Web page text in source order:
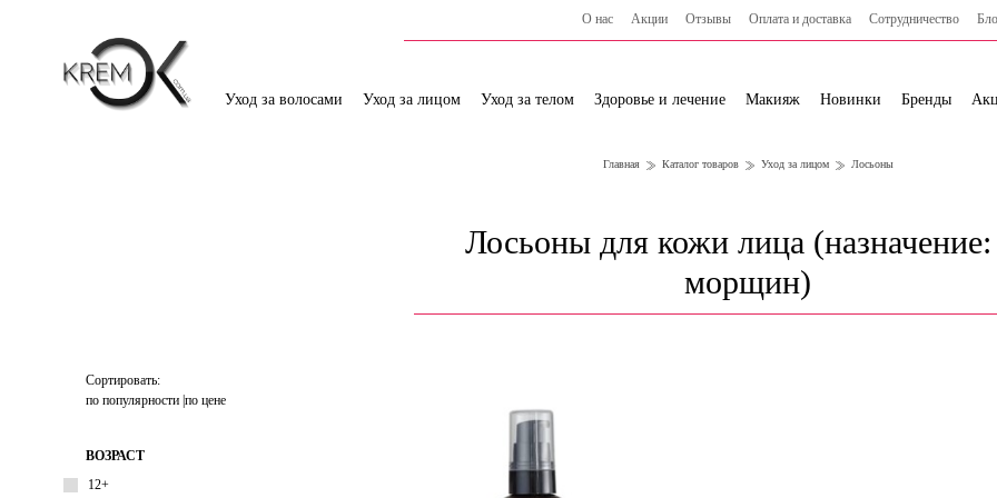
О нас Акции Отзывы Оплата и доставка Сотрудничество
Уход за волосами Уход за лицом Уход за телом Здоровье и лечение Макияж Новинки Бренды
Главная Каталог товаров Уход за лицом Лосьоны
Лосьоны для кожи лица (назначение:
морщин)
Сортировать:
по популярности по цене
ВОЗРАСТ
12+